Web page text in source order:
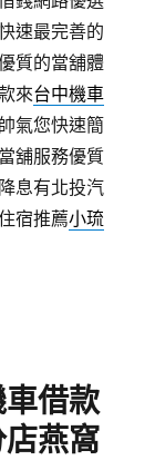
速最完善的
質的當舖體
來台中機車
氣您快速簡
舖服務優質
息有北投汽
宿推薦小琉
借款
燕窩